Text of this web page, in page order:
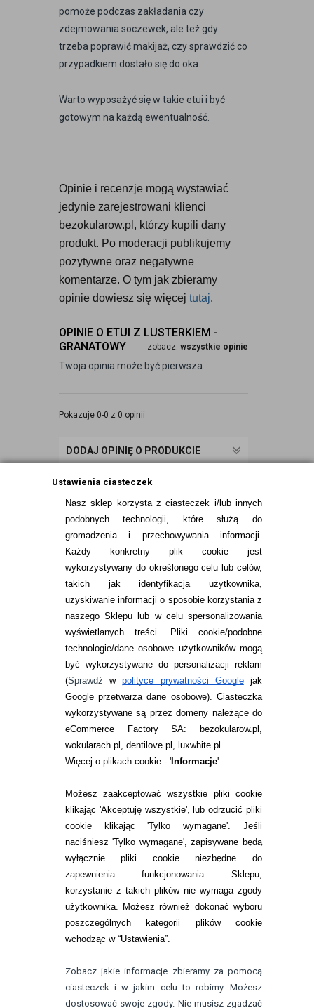
Ustawienia ciasteczek
Nasz sklep korzysta z ciasteczek i/lub innych
podobnych technologii, które służą do
gromadzenia i przechowywania informacji.
Każdy konkretny plik cookie jest
wykorzystywany do określonego celu lub celów,
takich jak identyfikacja użytkownika,
uzyskiwanie informacji o sposobie korzystania z
naszego Sklepu lub w celu spersonalizowania
wyświetlanych treści.
Pliki cookie/podobne
technologie/dane osobowe użytkowników mogą
być wykorzystywane do personalizacji reklam
(Sprawdźwpolityce prywatności Googlejak
Google przetwarza dane osobowe). Ciasteczka
wykorzystywane są przez domeny należące do
eCommerce Factory SA: bezokularow.pl,
wokularach.pl, dentilove.pl, luxwhite.pl
Więcej o plikach cookie - 'Informacje'
Możesz zaakceptować wszystkie pliki cookie
klikając 'Akceptuję wszystkie', lub odrzucić pliki
cookie klikając 'Tylko wymagane'. Jeśli
naciśniesz 'Tylko wymagane', zapisywane będą
wyłącznie pliki cookie niezbędne do
zapewnienia funkcjonowania Sklepu,
korzystanie z takich plików nie wymaga zgody
użytkownika. Możesz również dokonać wyboru
poszczególnych kategorii plików cookie
wchodząc w “Ustawienia”.
Zobacz jakie informacje zbieramy za pomocą
ciasteczek i w jakim celu to robimy. Możesz
dostosować swoje zgody. Nie musisz zgadzać
pomoże podczas zakładania czy
zdejmowania soczewek, ale też gdy
trzeba poprawić makijaż, czy sprawdzić co
przypadkiem dostało się do oka.
Warto wyposażyć się w takie etui i być
gotowym na każdą ewentualność.
Opinie i recenzje mogą wystawiać
jedynie zarejestrowani klienci
bezokularow.pl, którzy kupili dany
produkt. Po moderacji publikujemy
pozytywne oraz negatywne
komentarze. O tym jak zbieramy
opinie dowiesz się więcej tutaj.
OPINIE O ETUI Z LUSTERKIEM -
GRANATOWY
zobacz: wszystkie opinie
Twoja opinia może być pierwsza.
Pokazuje 0-0 z 0 opinii
DODAJ OPINIĘ O PRODUKCIE
INFORMACJE KONTAKTOWE
JAK ZAMAWIAĆ?
ZWROTY I REKLAMACJA
WARUNKI ZAKUPÓW
RANKINGI SOCZEWEK
SOCZEWKI KOLOROWE
Zwrot (odstąpienie od umowy)
ZMIEŃ USTAWIENIA ZGODY NA CIASTECZKA
KONTAKT
telefon:
22 113 44 42
telefon:
732 08 08 72
kontakt@bezokularow.pl